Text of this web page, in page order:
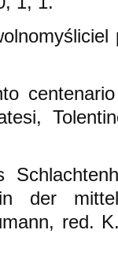
der
red.